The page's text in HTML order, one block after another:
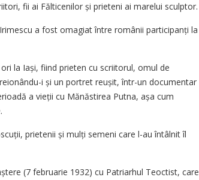
fii ai Fălticenilor și prieteni ai marelui sculptor.
a fost omagiat între românii participanți la
la Iași, fiind prieten cu scriitorul, omul de
i și un portret reușit, într-un documentar
a vieții cu Mănăstirea Putna, așa cum
prietenii și mulți semeni care l-au întâlnit îl
(7 februarie 1932) cu Patriarhul Teoctist, care